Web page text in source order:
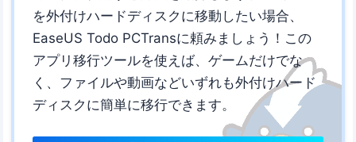
を外付けハードディスクに移動したい場合、
EaseUS Todo PCTransに頼みましょう！この
アプリ移行ツールを使えば、ゲームだけでな
く、ファイルや動画などいずれも外付けハード
ディスクに簡単に移行できます。